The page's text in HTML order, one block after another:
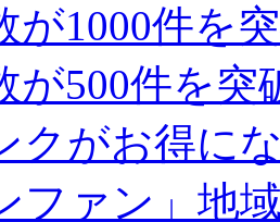
が1000件を
が500件を突
クがお得に
ファン」地